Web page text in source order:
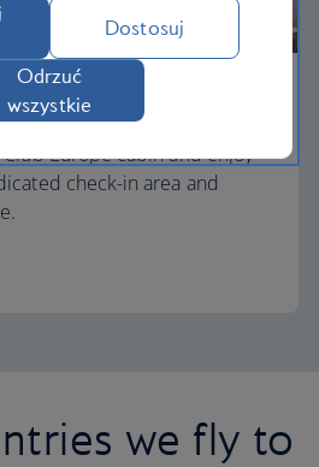
Europe cabin and enjoy
check-in area and
we fly to
Dostosuj
Odrzuć
wszystkie